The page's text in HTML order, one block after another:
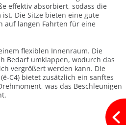
effektiv absorbiert, sodass die
Die Sitze bieten eine gute
auf langen Fahrten für eine
flexiblen Innenraum. Die
Bedarf umklappen, wodurch das
vergrößert werden kann. Die
C4) bietet zusätzlich ein sanftes
was das Beschleunigen